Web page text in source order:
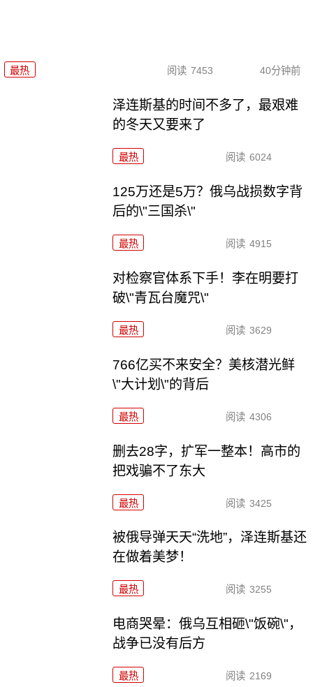
最热 阅读 7453 40分钟前
泽连斯基的时间不多了，最艰难
的冬天又要来了
最热 阅读 6024
125万还是5万？俄乌战损数字背
后的\"三国杀\"
最热 阅读 4915
对检察官体系下手！李在明要打
破\"青瓦台魔咒\"
最热 阅读 3629
766亿买不来安全？美核潜光鲜
\"大计划\"的背后
最热 阅读 4306
删去28字，扩军一整本！高市的
把戏骗不了东大
最热 阅读 3425
被俄导弹天天“洗地”，泽连斯基还
在做着美梦！
最热 阅读 3255
电商哭晕：俄乌互相砸\"饭碗\"，
战争已没有后方
最热 阅读 2169